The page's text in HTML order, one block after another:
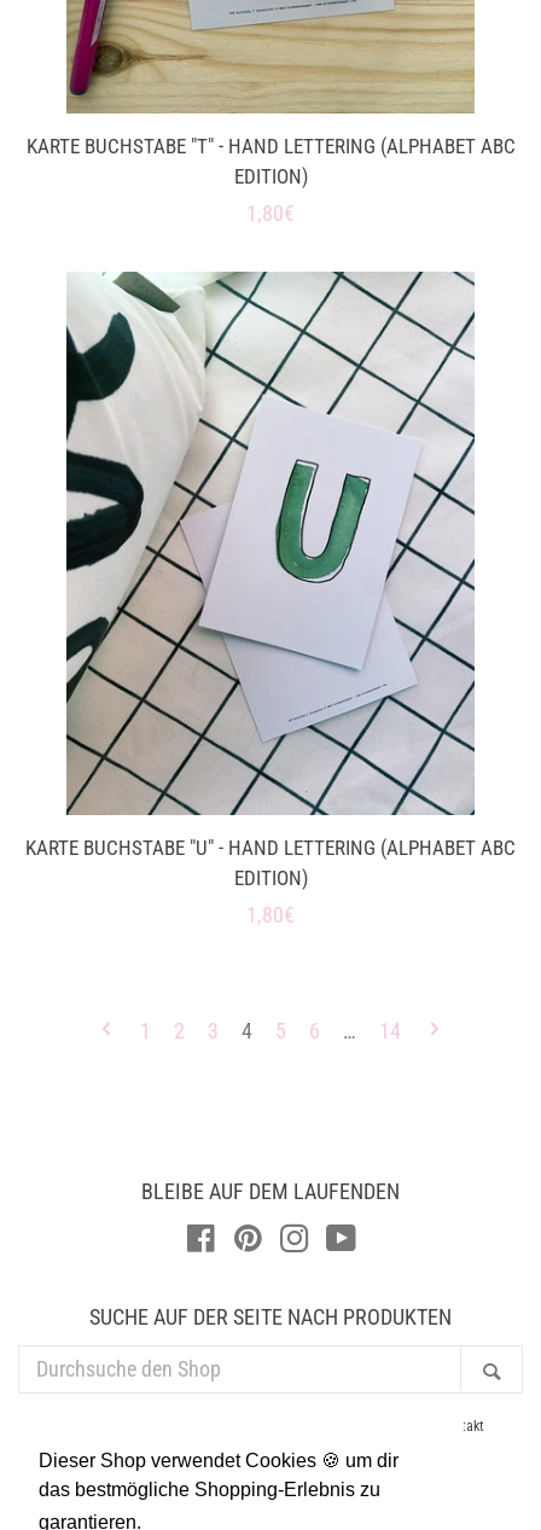
Dieser Shop verwendet Cookies 🍪 um dir
das bestmögliche Shopping-Erlebnis zu
garantieren.
KARTE BUCHSTABE "T" - HAND LETTERING (ALPHABET ABC
EDITION)
Normaler
1,80€
KARTE BUCHSTABE "U" - HAND LETTERING (ALPHABET ABC
EDITION)
Normaler
1,80€
1 2 3 4 5 6 … 14
BLEIBE AUF DEM LAUFENDEN
FacebookPinterestInstagramYouTube
SUCHE AUF DER SEITE NACH PRODUKTEN
DEN
Kontakt
Lieferung & Versand
Presse Suchen
Widerruf
Allgemeine Geschäftsbedingungen
Widerrufsrecht